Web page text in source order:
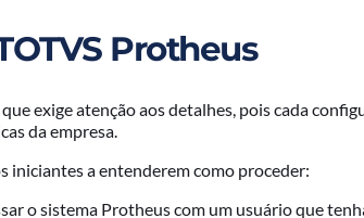
Protheus
exige atenção aos detalhes, pois cada
da empresa.
iniciantes a entenderem como proceder:
o sistema Protheus com um usuário que